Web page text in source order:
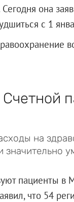
она
с 1
Счетной
на
значительно
пациенты в
что 54